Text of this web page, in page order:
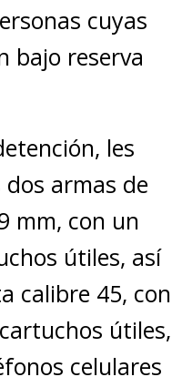
cuyas
bajo reserva
les
armas de
mm, con un
útiles, así
calibre 45, con
útiles,
celulares